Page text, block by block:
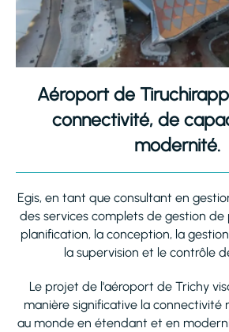
Aéroport de
connectivité, de
modernité.
Egis, en tant que consultant en
des services complets de gestion
planification, la conception, la
la supervision et le contrôle
Le projet de l'aéroport de Trichy
manière significative la connectivité
au monde en étendant et en